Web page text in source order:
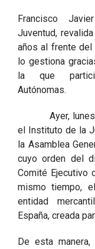
Francisco
Juventud,
años al frente del
lo gestiona
la que
Autónomas.
Ayer, lunes 6
el Instituto de la
la Asamblea
cuyo orden del
Comité Ejecutivo
mismo tiempo,
entidad
España, creada
De esta